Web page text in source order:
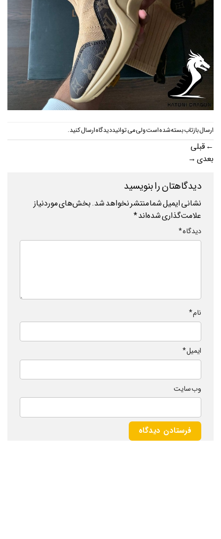
ارسال بازتاب بسته شده است ولی می توانیددیدگاه ارسال کنید.
← قبلی
بعدی →
دیدگاهتان را بنویسید
نشانی ایمیل شما منتشر نخواهد شد.بخش‌های موردنیاز
علامت‌گذاری شده‌اند*
دیدگاه*
نام*
ایمیل*
وب‌ سایت